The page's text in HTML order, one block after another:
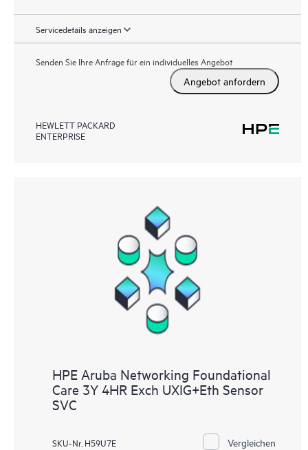
Servicedetails anzeigen
Senden Sie Ihre Anfrage für ein individuelles Angebot
Angebot anfordern
HEWLETT PACKARD
ENTERPRISE
HPE Aruba Networking Foundational
Care 3Y 4HR Exch UXIG+Eth Sensor
SVC
SKU-Nr. H59U7E Vergleichen